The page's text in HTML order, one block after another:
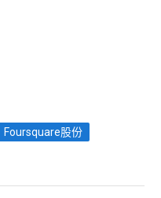
Foursquare股份